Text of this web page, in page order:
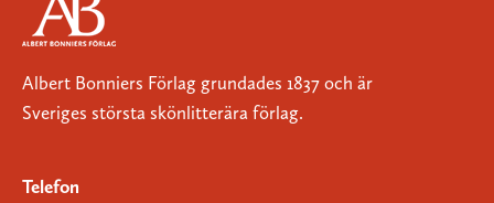
Albert Bonniers Förlag grundades 1837 och är
Sveriges största skönlitterära förlag.
Telefon